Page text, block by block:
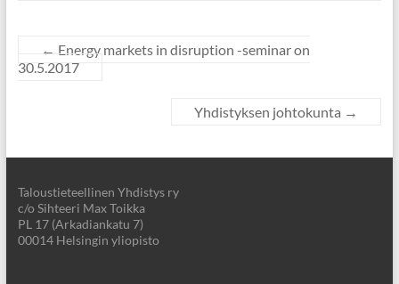
← Energy markets in disruption -seminar on
30.5.2017
Yhdistyksen johtokunta →
Taloustieteellinen Yhdistys ry
c/o Sihteeri Max Toikka
PL 17 (Arkadiankatu 7)
00014 Helsingin yliopisto